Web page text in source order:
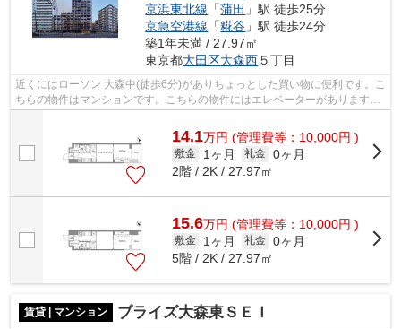
京浜東北線 「蒲田 」駅 徒歩25分
京急空港線 「糀谷 」駅 徒歩24分
築1年未満 / 27.97㎡
東京都大田区大森西５丁目
近くにはローソン 大森中(徒歩6分)がありちょっとした買い物に便利です。こ
ちらの物件はマンションです。こちらの物件にはエレベーターがあります。
14.1万円 (管理費等：10,000円 )
敷金 1ヶ月 礼金 0ヶ月
2階 / 2K / 27.97㎡
15.6万円 (管理費等：10,000円 )
敷金 1ヶ月 礼金 0ヶ月
5階 / 2K / 27.97㎡
賃貸 | マンション ブライズ大森東ＳＥＩ